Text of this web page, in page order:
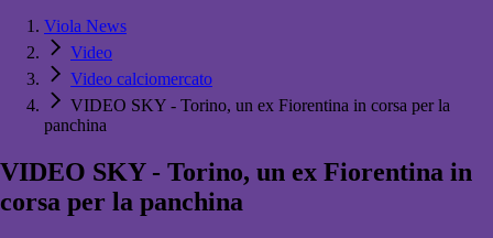
Viola News
Video
Video calciomercato
VIDEO SKY - Torino, un ex Fiorentina in corsa per la
panchina
VIDEO SKY - Torino, un ex Fiorentina in
corsa per la panchina